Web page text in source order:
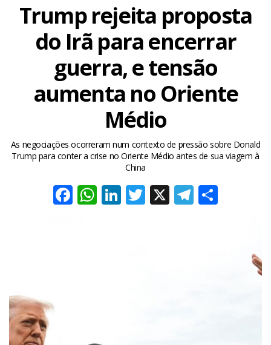
Trump rejeita proposta
do Irã para encerrar
guerra, e tensão
aumenta no Oriente
Médio
As negociações ocorreram num contexto de pressão sobre Donald
Trump para conter a crise no Oriente Médio antes de sua viagem à
China
Facebook
WhatsApp
LinkedIn
Twitter
X